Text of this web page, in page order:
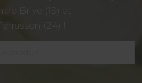
Brive (19) et
Terrasson (24) !